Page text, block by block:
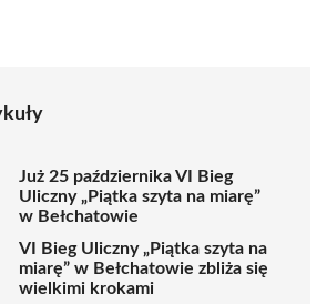
Już 25 października VI Bieg
Uliczny „Piątka szyta na miarę”
w Bełchatowie
VI Bieg Uliczny „Piątka szyta na
miarę” w Bełchatowie zbliża się
wielkimi krokami